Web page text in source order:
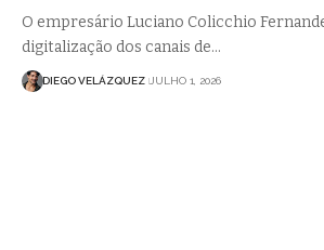
O empresário Luciano Colicchio
digitalização dos canais de…
DIEGO VELÁZQUEZ JULHO 1, 2026